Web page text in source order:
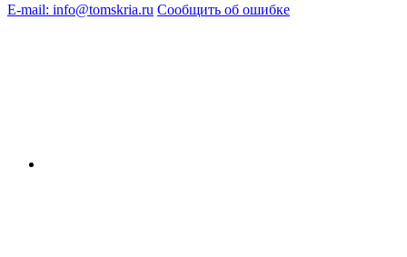
E-mail: info@tomskria.ru Сообщить об ошибке